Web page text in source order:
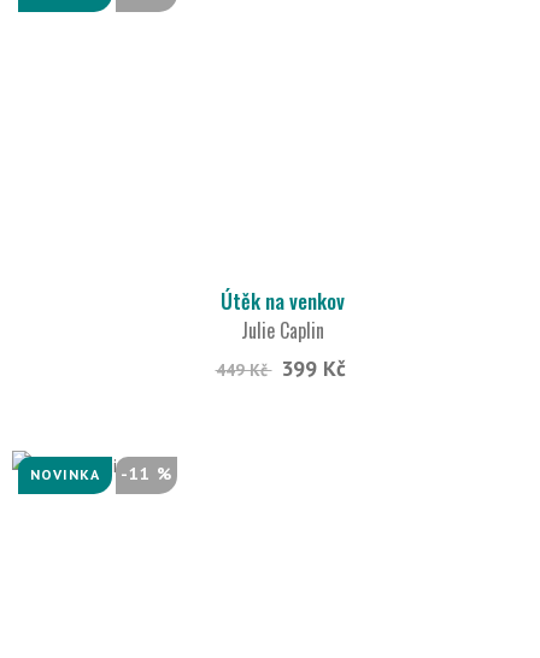
Útěk na venkov
Julie Caplin
449 Kč 399 Kč
NOVINKA -11 %